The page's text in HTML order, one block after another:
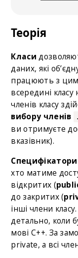
Теорія
Класи
даних, які
працюють з
всередині
членів класу
вибору членів
.
ви отримуєте
вказівник).
хто матиме
відкритих (
до закритих (
інші члени
детально, коли
мові С++. За
private, а всі